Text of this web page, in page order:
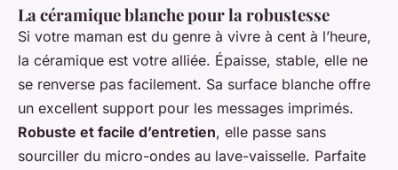
La céramique blanche pour la robustesse
Si votre maman est du genre à vivre à cent à l’heure,
la céramique est votre alliée. Épaisse, stable, elle ne
se renverse pas facilement. Sa surface blanche offre
un excellent support pour les messages imprimés.
Robuste et facile d’entretien, elle passe sans
sourciller du micro-ondes au lave-vaisselle. Parfaite